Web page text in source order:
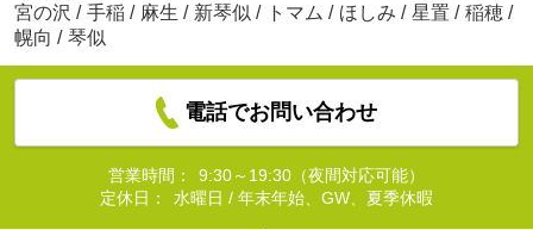
宮の沢 / 手稲 / 麻生 / 新琴似 / トマム / ほしみ / 星置 / 稲穂 /
幌向 / 琴似
電話でお問い合わせ
営業時間：
9:30～19:30（夜間対応可能）
定休日：
水曜日 / 年末年始、GW、夏季休暇